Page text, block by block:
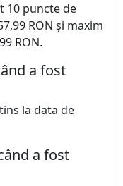
10 puncte de
RON și maxim
RON.
a fost
la data de
a fost